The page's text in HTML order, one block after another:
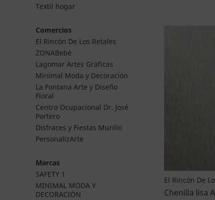
Textil hogar
Comercios
El Rincón De Los Retales
ZONABebé
Lagomar Artes Gráficas
Minimal Moda y Decoración
La Fontana Arte y Diseño
Floral
Centro Ocupacional Dr. José
Portero
Disfraces y Fiestas Murillo
PersonalizArte
Marcas
SAFETY 1
MINIMAL MODA Y
DECORACIÓN
El Rincón De
Chenilla lisa